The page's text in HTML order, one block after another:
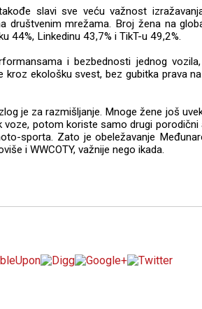
slavi sve veću važnost
društvenim mrežama. Broj žena na
44%, Linkedinu 43,7% i TikT-u 49,2%.
i bezbednosti jednog
kroz ekološku svest, bez gubitka prava
je za razmišljanje. Mnoge žene još
voze, potom koriste samo drugi porodični
sporta. Zato je obeležavanje
i WWCOTY, važnije nego ikada.